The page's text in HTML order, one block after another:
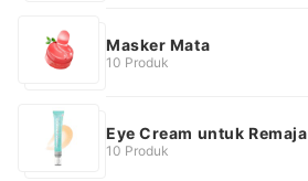
Masker Mata
10 Produk
Eye Cream untuk Remaja
10 Produk